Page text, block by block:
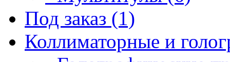
Под заказ (1)
Коллиматорные и